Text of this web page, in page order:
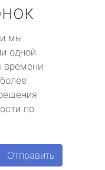
и мы
одной
времени
по
Отправить